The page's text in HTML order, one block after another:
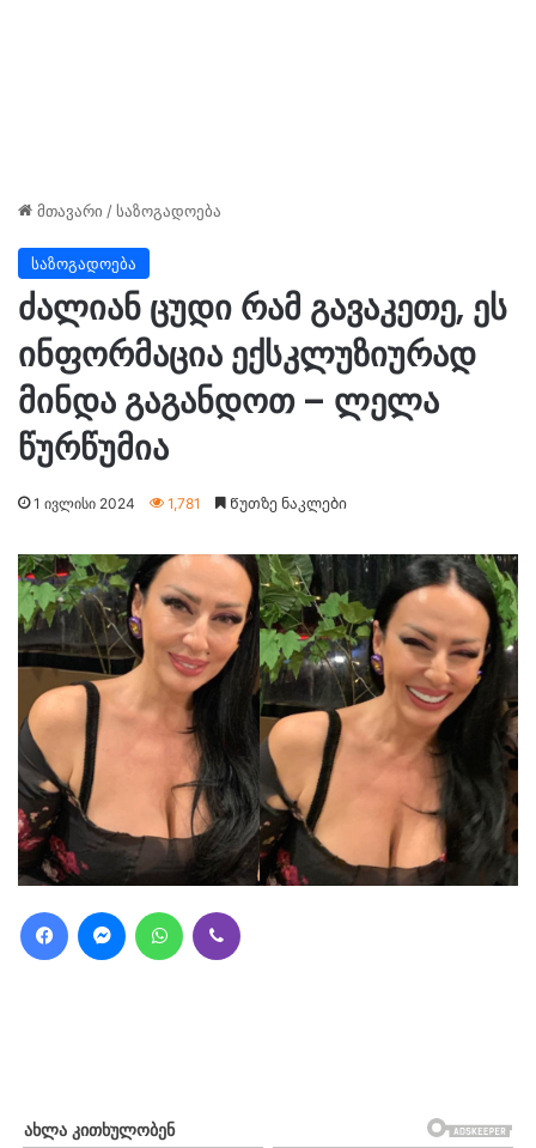
მთავარი /საზოგადოება
საზოგადოება
ძალიან ცუდი რამ გავაკეთე, ეს
ინფორმაცია ექსკლუზიურად
მინდა გაგანდოთ – ლელა
წურწუმია
1 ივლისი 2024 1,781 Წუთზე ნაკლები
FacebookMessengerWhatsApp